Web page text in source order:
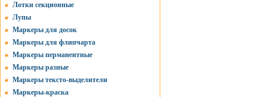
Лотки секционные
Лупы
Маркеры для досок
Маркеры для флипчарта
Маркеры перманентные
Маркеры разные
Маркеры тексто-выделители
Маркеры-краска